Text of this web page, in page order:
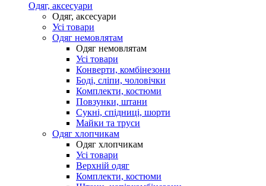
Одяг, аксесуари
Одяг, аксесуари
Усі товари
Одяг немовлятам
Одяг немовлятам
Усі товари
Конверти, комбінезони
Боді, сліпи, чоловічки
Комплекти, костюми
Повзунки, штани
Сукні, спідниці, шорти
Майки та труси
Одяг хлопчикам
Одяг хлопчикам
Усі товари
Верхній одяг
Комплекти, костюми